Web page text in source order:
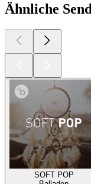
Ähnliche
SOFT POP